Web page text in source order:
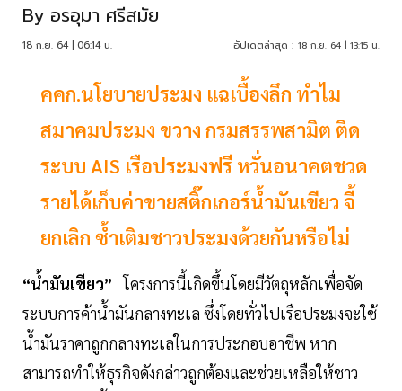
By อรอุมา ศรีสมัย
18 ก.ย. 64 | 06:14 น. อัปเดตล่าสุด : 18 ก.ย. 64 | 13:15 น.
คคก.นโยบายประมง แฉเบื้องลึก ทำไม
สมาคมประมง ขวาง กรมสรรพสามิต ติด
ระบบ AIS เรือประมงฟรี หวั่นอนาคตชวด
รายได้เก็บค่าขายสติ๊กเกอร์น้ำมันเขียว จี้
ยกเลิก ซ้ำเติมชาวประมงด้วยกันหรือไม่
“น้ำมันเขียว” โครงการนี้เกิดขึ้นโดยมีวัตถุหลักเพื่อจัด
ระบบการค้าน้ำมันกลางทะเล ซึ่งโดยทั่วไปเรือประมงจะใช้
น้ำมันราคาถูกกลางทะเลในการประกอบอาชีพ หาก
สามารถทำให้ธุรกิจดังกล่าวถูกต้องและช่วยเหลือให้ชาว